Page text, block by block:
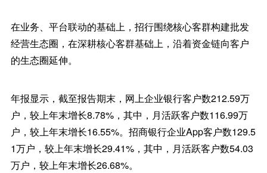
在业务、平台联动的基础上，招行围绕核心客群构建批发
经营生态圈，在深耕核心客群基础上，沿着资金链向客户
的生态圈延伸。
年报显示，截至报告期末，网上企业银行客户数212.59万
户，较上年末增长8.78%，其中，月活跃客户数116.99万
户，较上年末增长16.55%。招商银行企业App客户数129.5
1万户，较上年末增长29.41%，其中，月活跃客户数54.03
万户，较上年末增长26.68%。